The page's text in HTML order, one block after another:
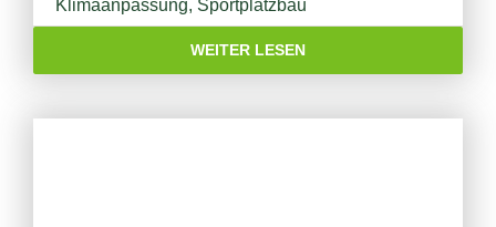
Klimaanpassung, Sportplatzbau
WEITER LESEN